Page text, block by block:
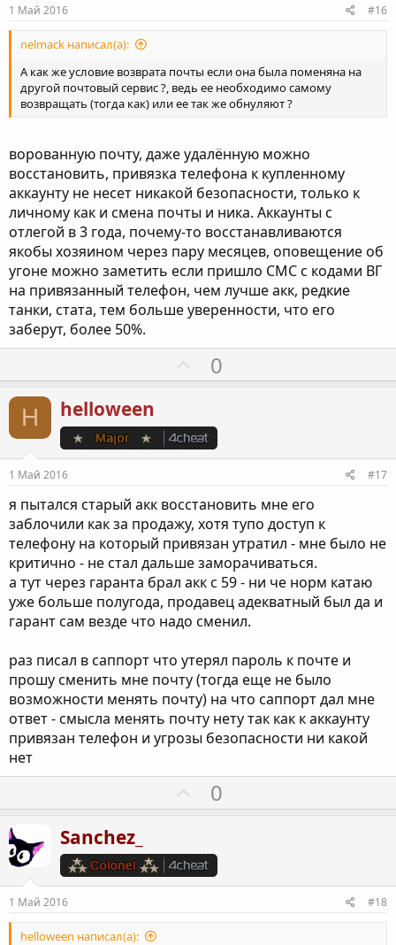
ы
й
г
л
о
с
1 Май 2016 #16
nelmack написал(а):
А как же условие возврата почты если она была поменяна на
другой почтовый сервис ?, ведь ее необходимо самому
возвращать (тогда как) или ее так же обнуляют ?
ворованную почту, даже удалённую можно
восстановить, привязка телефона к купленному
аккаунту не несет никакой безопасности, только к
личному как и смена почты и ника. Аккаунты с
отлегой в 3 года, почему-то восстанавливаются
якобы хозяином через пару месяцев, оповещение об
угоне можно заметить если пришло СМС с кодами ВГ
на привязанный телефон, чем лучше акк, редкие
танки, стата, тем больше уверенности, что его
заберут, более 50%.
П
о
и
т
н
ы
й
г
о
л
с
0
H helloween
1 Май 2016 #17
я пытался старый акк восстановить мне его
заблочили как за продажу, хотя тупо доступ к
телефону на который привязан утратил - мне было не
критично - не стал дальше заморачиваться.
а тут через гаранта брал акк с 59 - ни че норм катаю
уже больше полугода, продавец адекватный был да и
гарант сам везде что надо сменил.
раз писал в саппорт что утерял пароль к почте и
прошу сменить мне почту (тогда еще не было
возможности менять почту) на что саппорт дал мне
ответ - смысла менять почту нету так как к аккаунту
привязан телефон и угрозы безопасности ни какой
нет
П
о
и
т
0
Sanchez_
1 Май 2016 #18
helloween написал(а):